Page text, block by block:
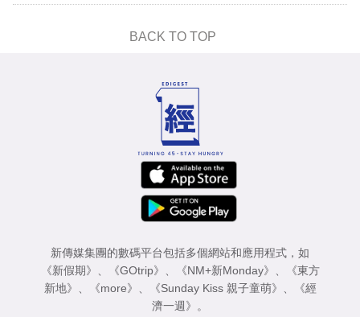
BACK TO TOP
新傳媒集團的數碼平台包括多個網站和應用程式，如
《新假期》
《GOtrip》 《NM+新Monday》
《東方
新地》
《more》 《Sunday Kiss 親子童萌》
《經
濟一週》
。